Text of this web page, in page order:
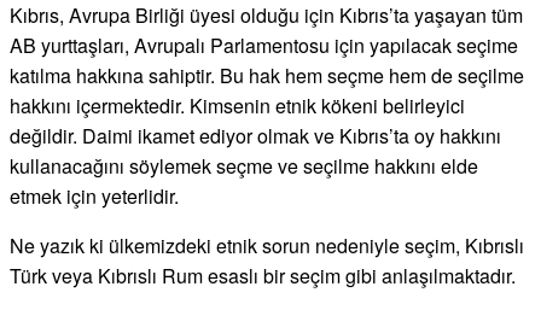
Kıbrıs, Avrupa Birliği üyesi olduğu için Kıbrıs’ta yaşayan tüm
AB yurttaşları, Avrupalı Parlamentosu için yapılacak seçime
katılma hakkına sahiptir. Bu hak hem seçme hem de seçilme
hakkını içermektedir. Kimsenin etnik kökeni belirleyici
değildir. Daimi ikamet ediyor olmak ve Kıbrıs’ta oy hakkını
kullanacağını söylemek seçme ve seçilme hakkını elde
etmek için yeterlidir.
Ne yazık ki ülkemizdeki etnik sorun nedeniyle seçim, Kıbrıslı
Türk veya Kıbrıslı Rum esaslı bir seçim gibi anlaşılmaktadır.